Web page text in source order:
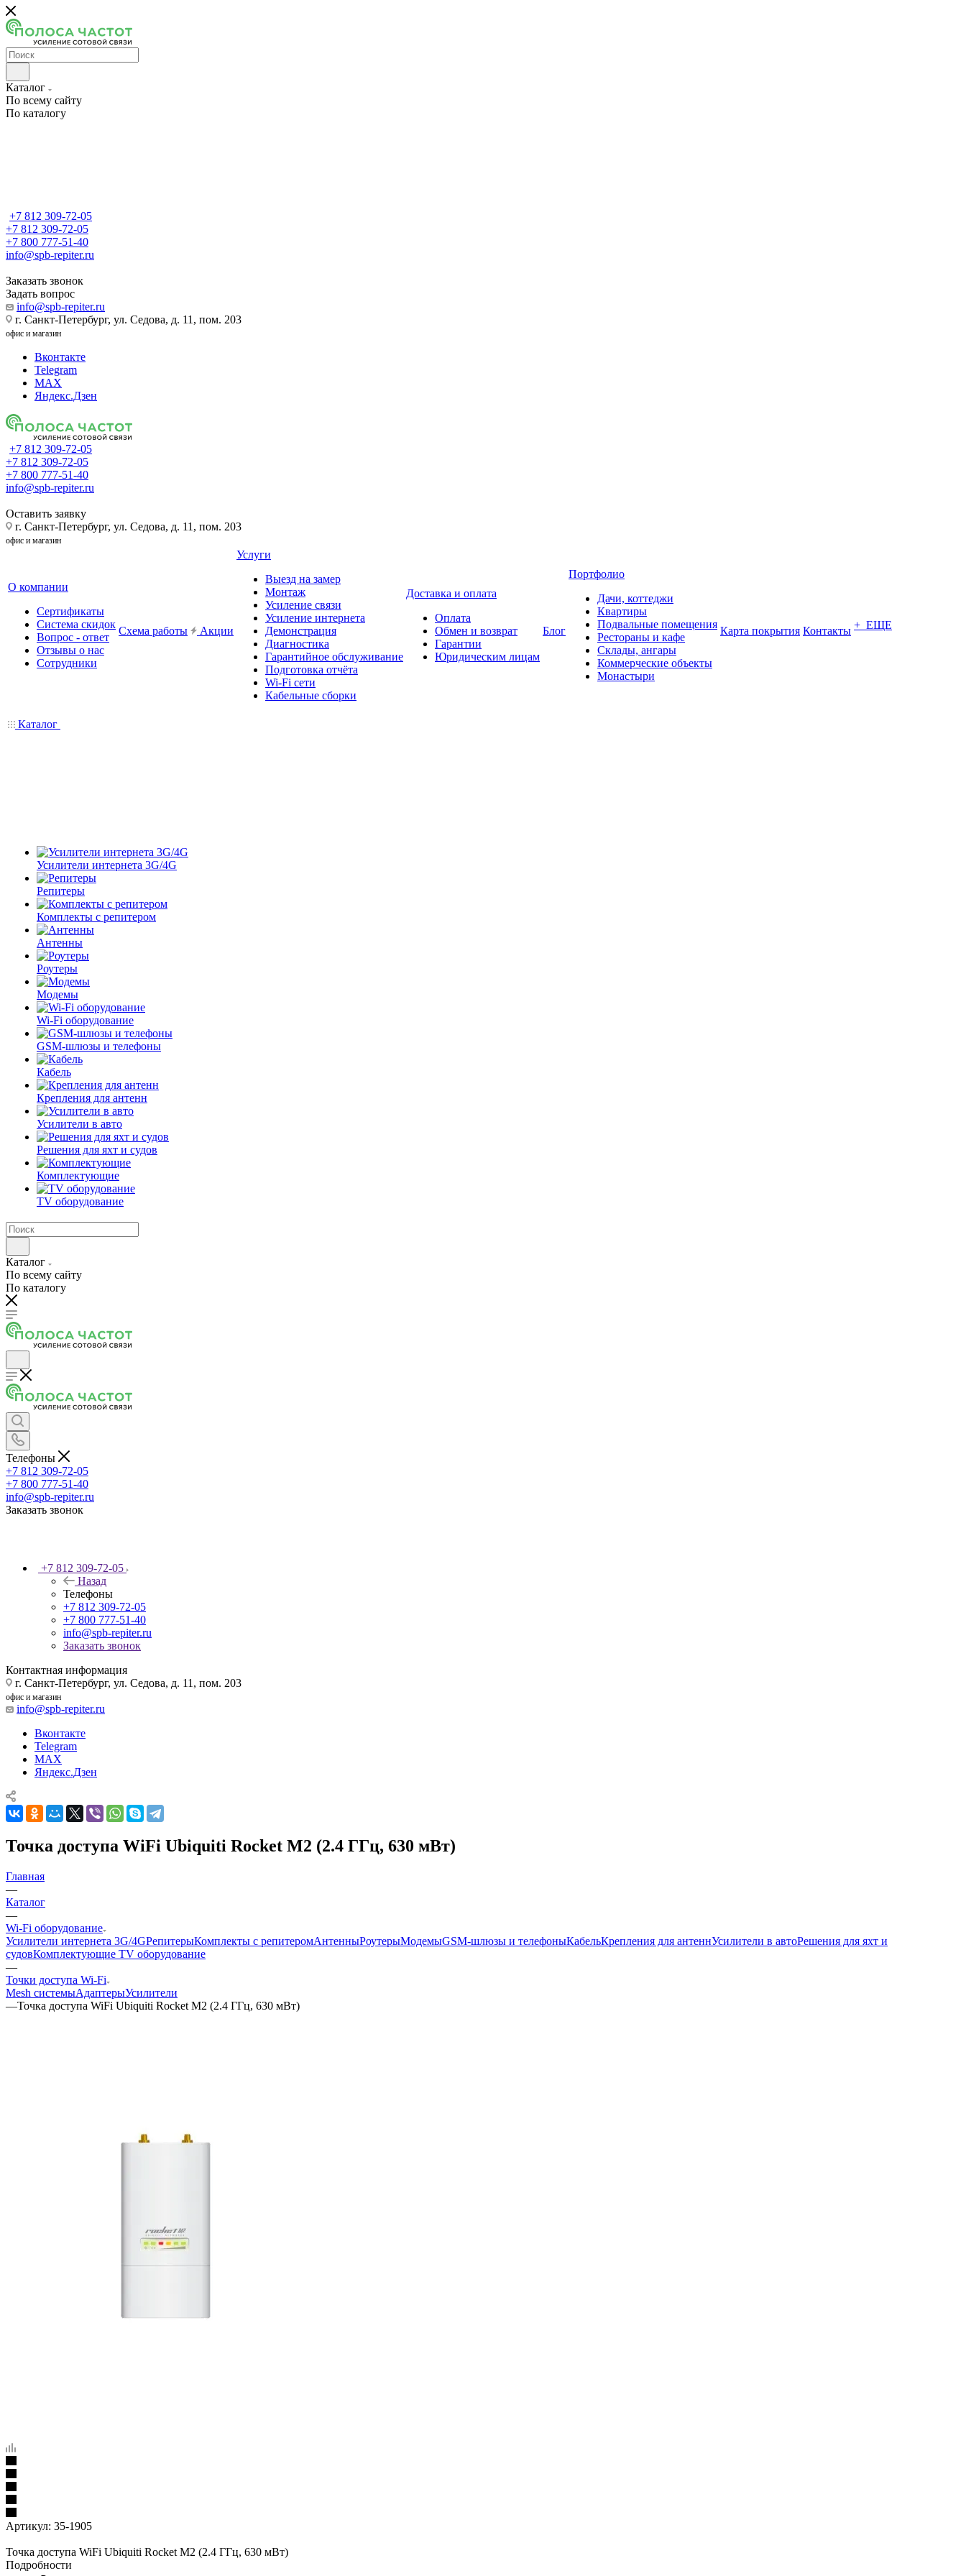
Каталог
По всему сайту
По каталогу
+7 812 309-72-05
+7 812 309-72-05
+7 800 777-51-40
info@spb-repiter.ru
Заказать звонок
Задать вопрос
info@spb-repiter.ru
г. Санкт-Петербург, ул. Седова, д. 11, пом. 203
офис и магазин
Вконтакте
Telegram
MAX
Яндекс.Дзен
+7 812 309-72-05
+7 812 309-72-05
+7 800 777-51-40
info@spb-repiter.ru
Оставить заявку
г. Санкт-Петербург, ул. Седова, д. 11, пом. 203
офис и магазин
О компании
Сертификаты
Система скидок
Вопрос - ответ
Отзывы о нас
Сотрудники
Схема работы Акции
Услуги
Выезд на замер
Монтаж
Усиление связи
Усиление интернета
Демонстрация
Диагностика
Гарантийное обслуживание
Подготовка отчёта
Wi-Fi сети
Кабельные сборки
Доставка и оплата
Оплата
Обмен и возврат
Гарантии
Юридическим лицам
Блог
Портфолио
Дачи, коттеджи
Квартиры
Подвальные помещения
Рестораны и кафе
Склады, ангары
Коммерческие объекты
Монастыри
Карта покрытия Контакты + ЕЩЕ
Каталог
Усилители интернета 3G/4G
Репитеры
Комплекты с репитером
Антенны
Роутеры
Модемы
Wi-Fi оборудование
GSM-шлюзы и телефоны
Кабель
Крепления для антенн
Усилители в авто
Решения для яхт и судов
Комплектующие
TV оборудование
Каталог
По всему сайту
По каталогу
Телефоны
+7 812 309-72-05
+7 800 777-51-40
info@spb-repiter.ru
Заказать звонок
+7 812 309-72-05
Назад
Телефоны
+7 812 309-72-05
+7 800 777-51-40
info@spb-repiter.ru
Заказать звонок
Контактная информация
г. Санкт-Петербург, ул. Седова, д. 11, пом. 203
офис и магазин
info@spb-repiter.ru
Вконтакте
Telegram
MAX
Яндекс.Дзен
Точка доступа WiFi Ubiquiti Rocket M2 (2.4 ГГц, 630 мВт)
Главная
—
Каталог
—
Wi-Fi оборудование
Усилители интернета 3G/4GРепитерыКомплекты с репитеромАнтенныРоутерыМодемыGSM-шлюзы и телефоныКабельКрепления для антеннУсилители в автоРешения для яхт и
судовКомплектующие TV оборудование
—
Точки доступа Wi-Fi
Mesh системыАдаптерыУсилители
—Точка доступа WiFi Ubiquiti Rocket M2 (2.4 ГГц, 630 мВт)
Артикул: 35-1905
Точка доступа WiFi Ubiquiti Rocket M2 (2.4 ГГц, 630 мВт)
Подробности